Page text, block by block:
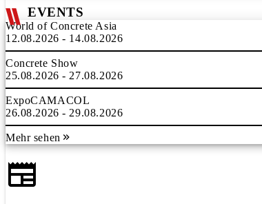
EVENTS
World of Concrete Asia
12.08.2026 - 14.08.2026
Concrete Show
25.08.2026 - 27.08.2026
ExpoCAMACOL
26.08.2026 - 29.08.2026
Mehr sehen